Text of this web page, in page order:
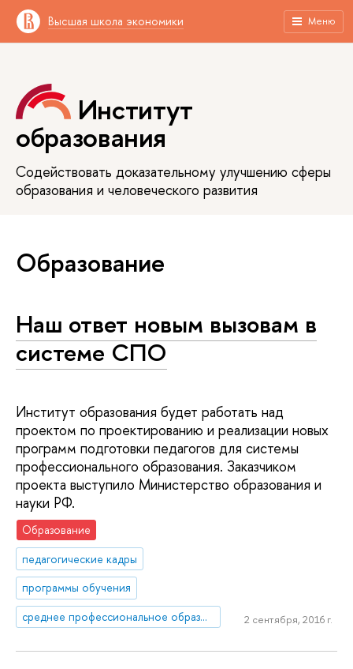
Высшая школа экономики Меню
Институт
образования
Содействовать доказательному улучшению сферы
образования и человеческого развития
Образование
Наш ответ новым вызовам в
системе СПО
Институт образования будет работать над
проектом по проектированию и реализации новых
программ подготовки педагогов для системы
профессионального образования. Заказчиком
проекта выступило Министерство образования и
науки РФ.
Образование
педагогические кадры
программы обучения
среднее профессиональное образование
2 сентября, 2016 г.